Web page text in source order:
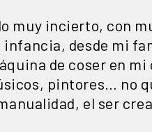
muy incierto, con
infancia, desde mi
de coser en
pintores… no
el ser